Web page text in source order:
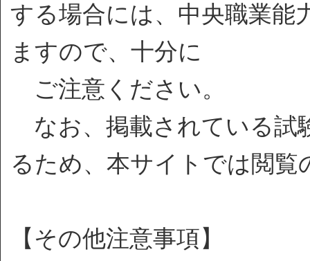
する場合には、中央職業能
ますので、十分に
ご注意ください。
なお、掲載されている試
るため、本サイトでは閲
【その他注意事項】